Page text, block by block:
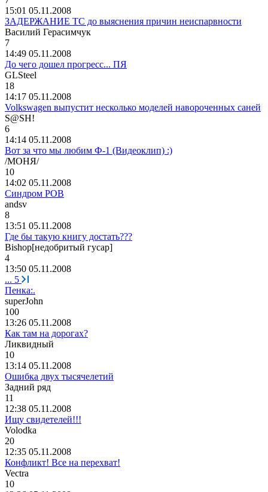
15:01 05.11.2008
ЗАДЕРЖАНИЕ ТС до выяснения причин неиспарвности
Василий Герасимчук
7
14:49 05.11.2008
До чего дошел прогресс... ПЯ
GLSteel
18
14:17 05.11.2008
Volkswagen выпустит несколько моделей навороченных саней
S@SH!
6
14:14 05.11.2008
Вот за что мы любим Ф-1 (Видеоклип) :)
/МОНЯ/
10
14:02 05.11.2008
Синдром РОВ
andsv
8
13:51 05.11.2008
Где бы такую книгу достать???
Bishop[недобритый гусар]
4
13:50 05.11.2008
... 5
Пенка:.
superJohn
100
13:26 05.11.2008
Как там на дорогах?
Ликвидный
10
13:14 05.11.2008
Ошибка двух тысячелетий
Задний ряд
11
12:38 05.11.2008
Ищу свидетелей!!!
Volodka
20
12:35 05.11.2008
Конфликт! Все на перехват!
Vectra
10